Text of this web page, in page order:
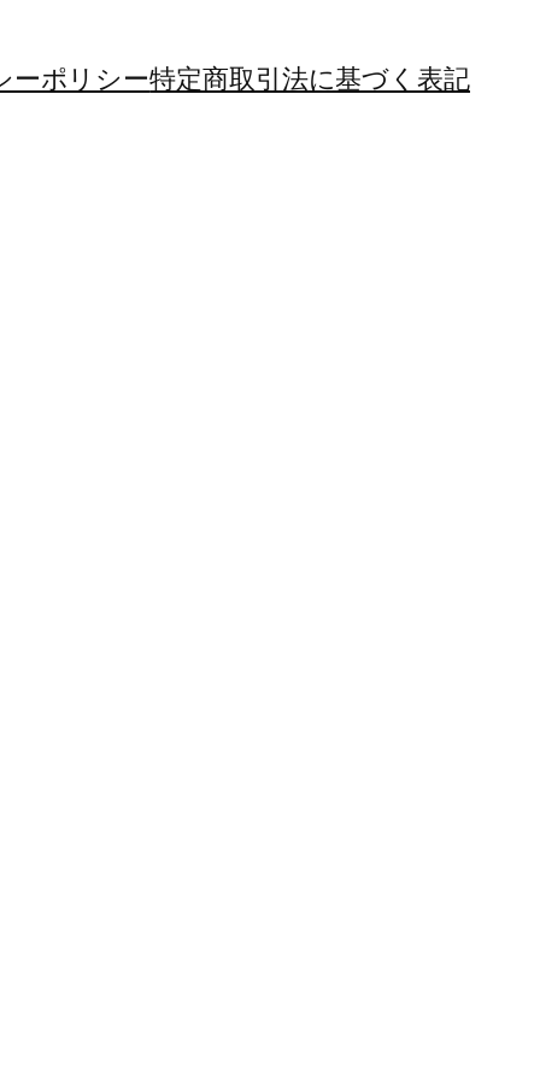
ーポリシー特定商取引法に基づく表記